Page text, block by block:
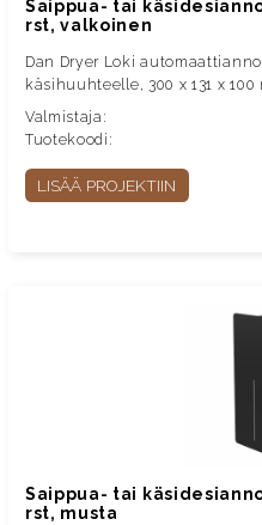
Saippua- tai
rst, valkoinen
Dan Dryer Loki
käsihuuhteelle, 300 x 131 x
Valmistaja:
Tuotekoodi:
LISÄÄ PROJEKTIIN
Saippua- tai
rst, musta